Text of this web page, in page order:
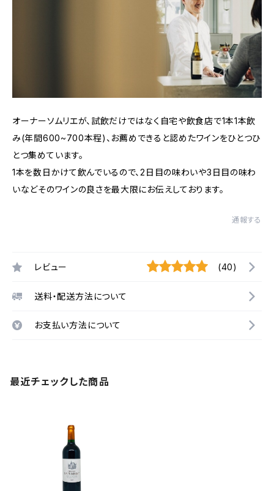
オーナーソムリエが、試飲だけではなく自宅や飲食店で1本1本飲
み(年間600~700本程)、お薦めできると認めたワインをひとつひ
とつ集めています。
1本を数日かけて飲んでいるので、2日目の味わいや3日目の味わ
いなどそのワインの良さを最大限にお伝えしております。
通報する
レビュー (40)
送料・配送方法について
お支払い方法について
最近チェックした商品